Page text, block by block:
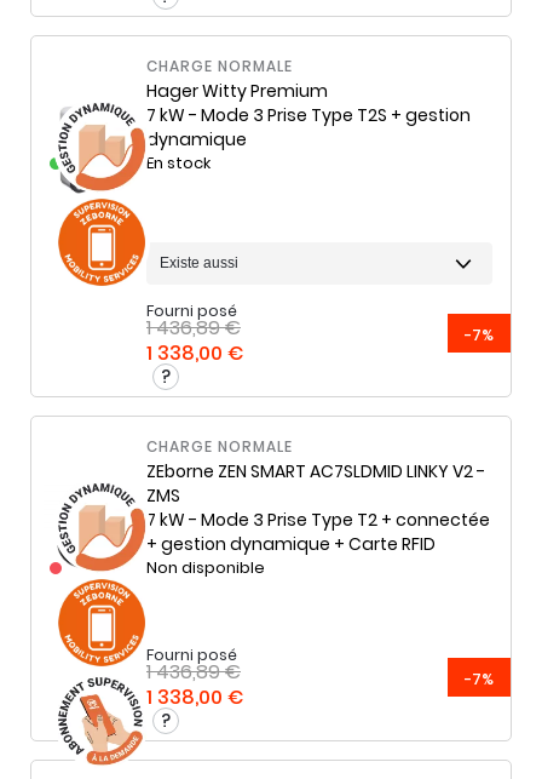
CHARGE NORMALE
HagerWitty Premium
7 kW - Mode 3 Prise Type T2S + gestion
dynamique
En stock
Fourni posé
1 436,89 €
1 338,00 €
-7%
CHARGE NORMALE
ZEborne ZEN SMART AC7SLDMID LINKY V2 -
ZMS
7 kW - Mode 3 Prise Type T2 + connectée
+ gestion dynamique + Carte RFID
Non disponible
Fourni posé
1 436,89 €
1 338,00 €
-7%